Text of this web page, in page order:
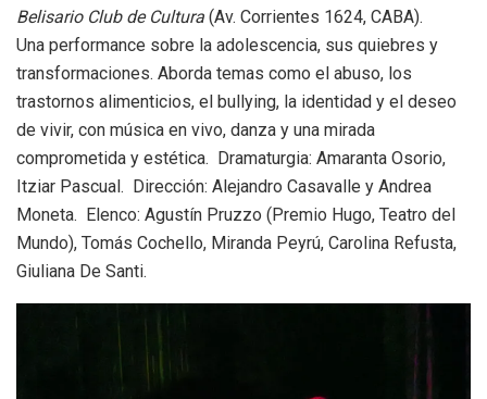
Belisario Club de Cultura (Av. Corrientes 1624, CABA).
Una performance sobre la adolescencia, sus quiebres y
transformaciones. Aborda temas como el abuso, los
trastornos alimenticios, el bullying, la identidad y el deseo
de vivir, con música en vivo, danza y una mirada
comprometida y estética. Dramaturgia: Amaranta Osorio,
Itziar Pascual. Dirección: Alejandro Casavalle y Andrea
Moneta. Elenco: Agustín Pruzzo (Premio Hugo, Teatro del
Mundo), Tomás Cochello, Miranda Peyrú, Carolina Refusta,
Giuliana De Santi.